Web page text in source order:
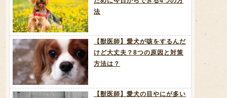
法
【獣医師】愛犬が咳をするんだ
けど大丈夫？8つの原因と対策
方法は？
【獣医師】愛犬の目やにが多い